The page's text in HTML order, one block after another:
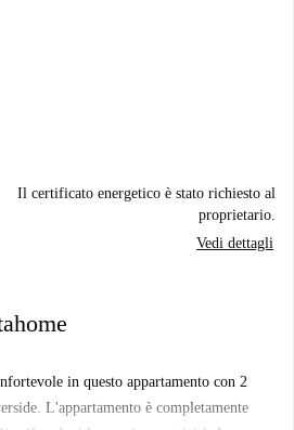
Il certificato energetico è stato richiesto al
proprietario.
Vedi dettagli
in questo appartamento con 2
L'appartamento è completamente